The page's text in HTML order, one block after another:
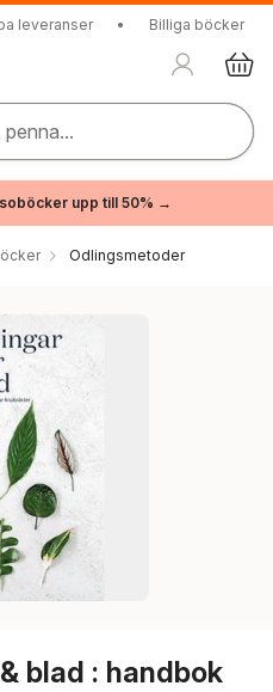
leveranser • Billiga böcker
upp till 50% →
Odlingsmetoder
blad : handbok